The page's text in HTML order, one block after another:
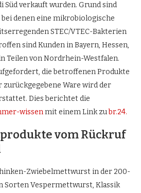
Süd verkauft wurden. Grund sind
denen eine mikrobiologische
STEC/VTEC-Bakterien
sind Kunden in Bayern, Hessen,
Teilen von Nordrhein-Westfalen.
die betroffenen Produkte
Ware wird der
Dies berichtet die
wissenmit einem Link zubr.24.
vom Rückruf
Zwiebelmettwurst in der 200-
Sorten Vespermettwurst, Klassik